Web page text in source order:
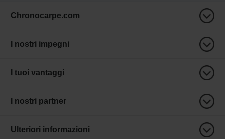
Chronocarpe.com
I nostri impegni
I tuoi vantaggi
I nostri partner
Ulteriori informazioni